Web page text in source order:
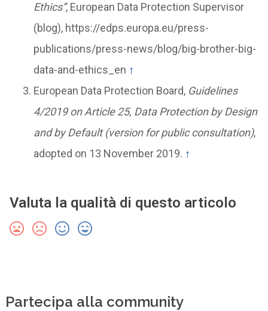
Ethics”, European Data Protection Supervisor
(blog), https://edps.europa.eu/press-
publications/press-news/blog/big-brother-big-
data-and-ethics_en ↑
European Data Protection Board, Guidelines
4/2019 on Article 25, Data Protection by Design
and by Default (version for public consultation),
adopted on 13 November 2019. ↑
Valuta la qualità di questo articolo
Partecipa alla community